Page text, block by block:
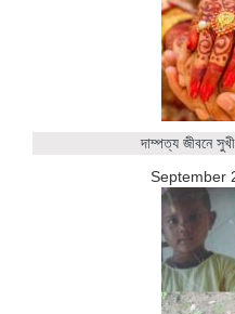
দাম্পত্য জীবনে
September